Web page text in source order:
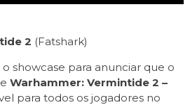
2 (Fatshark)
showcase para anunciar que o
Warhammer: Vermintide 2 –
para todos os jogadores no